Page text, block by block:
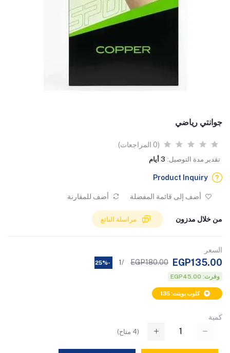
جوانتي رياضي
(0 المراجعات)
تقدير مدة التوصيل: 3 أيام
Product Inquiry
أضف إلى قائمة المفضلة أضف للمقارنة
من خلال مدزون
السعر
EGP135.00
EGP180.00
/1
-25%
وفرت: EGP45.00
كلوب بوينت: 135
كمية
(
4 متاح)